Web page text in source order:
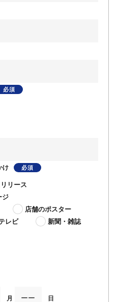
け
リース
ジ
店舗のポスター
レビ
新聞・雑誌
月 日